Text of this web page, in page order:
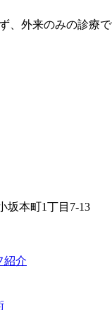
、外来のみの診療
坂本町1丁目7-13
紹介